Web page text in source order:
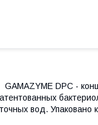
GAMAZYME DPC -
вод. Упаковано